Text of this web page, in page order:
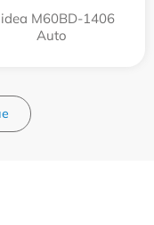
M60BD-1406
Auto